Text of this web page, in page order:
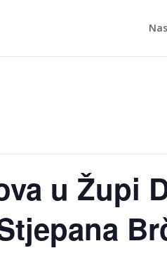
u Župi